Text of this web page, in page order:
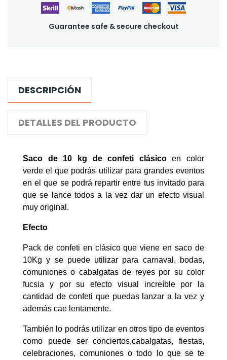
Guarantee safe & secure checkout
DESCRIPCIÓN
DETALLES DEL PRODUCTO
Saco de 10 kg de confeti clásicoen color
verde el que podrás utilizar para grandes eventos
en el que se podrá repartir entre tus invitado para
que se lance todos a la vez dar un efecto visual
muy original.
Efecto
Pack de confeti en clásico que viene en saco de
10Kg y se puede utilizar para carnaval, bodas,
comuniones o cabalgatas de reyes por su color
fucsia y por su efecto visual increíble por la
cantidad de confeti que puedas lanzar a la vez y
además cae lentamente.
También lo podrás utilizar en otros tipo de eventos
como puede ser conciertos,cabalgatas, fiestas,
celebraciones, comuniones o todo lo que se te